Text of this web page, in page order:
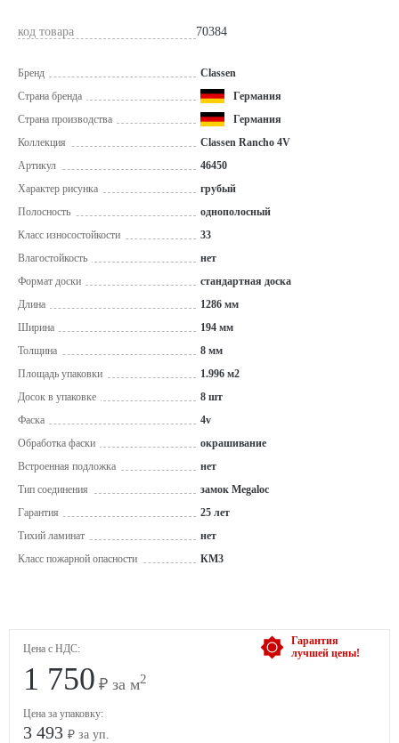
код товара 70384
Бренд
Classen
Страна бренда
Германия
Страна производства
Германия
Коллекция
Classen Rancho 4V
Артикул
46450
Характер рисунка
грубый
Полосность
однополосный
Класс износостойкости
33
Влагостойкость
нет
Формат доски
стандартная доска
Длина
1286 мм
Ширина
194 мм
Толщина
8 мм
Площадь упаковки
1.996 м2
Досок в упаковке
8 шт
Фаска
4v
Обработка фаски
окрашивание
Встроенная подложка
нет
Тип соединения
замок Megaloc
Гарантия
25 лет
Тихий ламинат
нет
Класс пожарной опасности
КМ3
Гарантия
лучшей цены!
Цена с НДС:
1 750 ₽ за м2
Цена за упаковку:
3 493 ₽ за уп.